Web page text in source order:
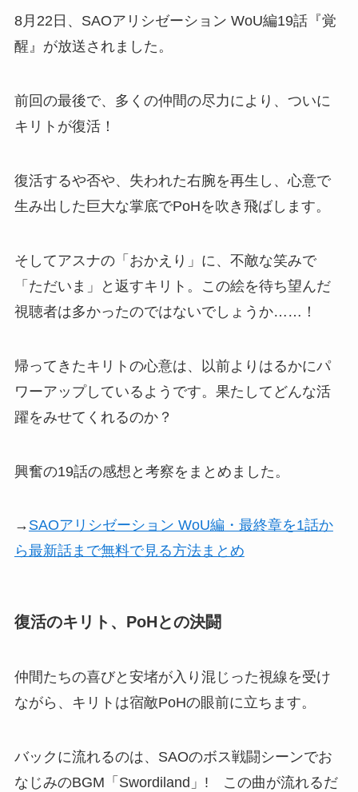
8月22日、SAOアリシゼーション WoU編19話『覚
醒』が放送されました。
前回の最後で、多くの仲間の尽力により、ついに
キリトが復活！
復活するや否や、失われた右腕を再生し、心意で
生み出した巨大な掌底でPoHを吹き飛ばします。
そしてアスナの「おかえり」に、不敵な笑みで
「ただいま」と返すキリト。この絵を待ち望んだ
視聴者は多かったのではないでしょうか……！
帰ってきたキリトの心意は、以前よりはるかにパ
ワーアップしているようです。果たしてどんな活
躍をみせてくれるのか？
興奮の19話の感想と考察をまとめました。
→ SAOアリシゼーション WoU編・最終章を1話か
ら最新話まで無料で見る方法まとめ
復活のキリト、PoHとの決闘
仲間たちの喜びと安堵が入り混じった視線を受け
ながら、キリトは宿敵PoHの眼前に立ちます。
バックに流れるのは、SAOのボス戦闘シーンでお
なじみのBGM「Swordiland」! この曲が流れるだ